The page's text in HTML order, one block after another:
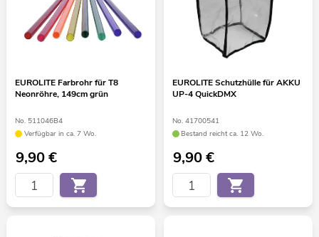
EUROLITE Farbrohr für T8
Neonröhre, 149cm grün
No. 511046B4
Verfügbar in ca. 7 Wo.
9,90€
EUROLITE Schutzhülle für AKKU
UP-4 QuickDMX
No. 41700541
Bestand reicht ca. 12 Wo.
9,90€